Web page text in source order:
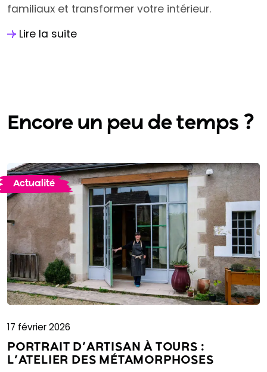
familiaux et transformer votre intérieur.
Lire la suite
Encore un peu de temps ?
Actualité
17 février 2026
PORTRAIT D’ARTISAN À TOURS :
L’ATELIER DES MÉTAMORPHOSES